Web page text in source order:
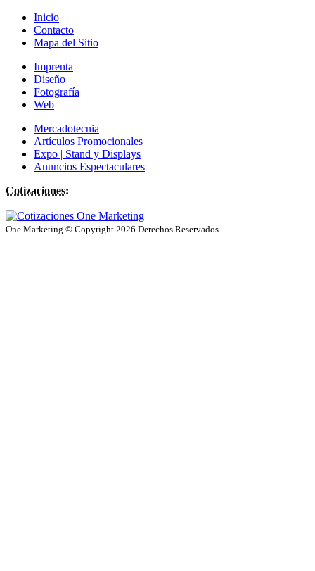
Inicio
Contacto
Mapa del Sitio
Imprenta
Diseño
Fotografía
Web
Mercadotecnia
Artículos Promocionales
Expo | Stand y Displays
Anuncios Espectaculares
Cotizaciones:
One Marketing © Copyright 2026 Derechos Reservados.